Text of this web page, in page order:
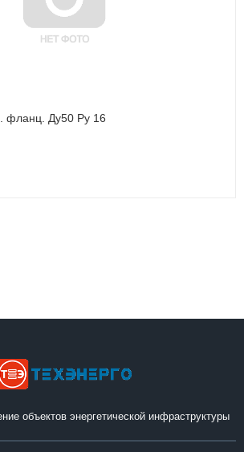
фланц. Ду50 Ру 16
объектов энергетической инфраструктуры